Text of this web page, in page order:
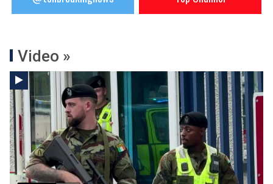
Video »